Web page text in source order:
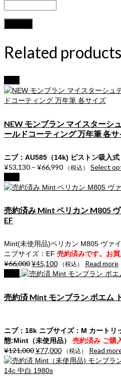
Related products
NEW モンブラン マイスターシ
ールドコーティング 万年筆 各
ニブ：AU585（14k) ピストン吸入式
¥53,130 – ¥66,990 （税込）
Select
売約済み Mint ペリカン M805
EF
Mint(未使用品)ペリカン M805 ヴァ
ニブサイズ：EF 売約済みです。お
¥66,000¥45,100 （税込）
Read more
売約済 Mint モンブラン ボエム
ニブ：18k ニブサイズ：M カート
態:Mint（未使用品）
売約済み ご購
¥121,000¥77,000 （税込） Read